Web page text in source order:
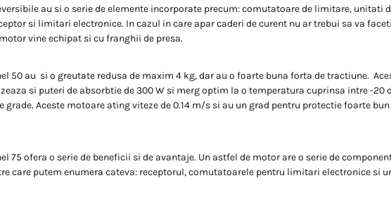
au si o serie de elemente incorporate precum: comutatoare de limitare, unitati
si limitari electronice. In cazul in care apar caderi de curent nu ar trebui sa va
vine echipat si cu franghii de presa.
50 au si o greutate redusa de maxim 4 kg, dar au o foarte buna forta de tractiune.
si puteri de absorbtie de 300 W si merg optim la o temperatura cuprinsa intre -20
grade. Aceste motoare ating viteze de 0.14 m/s si au un grad pentru protectie foarte bun
75 ofera o serie de beneficii si de avantaje. Un astfel de motor are o serie de
care putem enumera cateva: receptorul, comutatoarele pentru limitari electronice si